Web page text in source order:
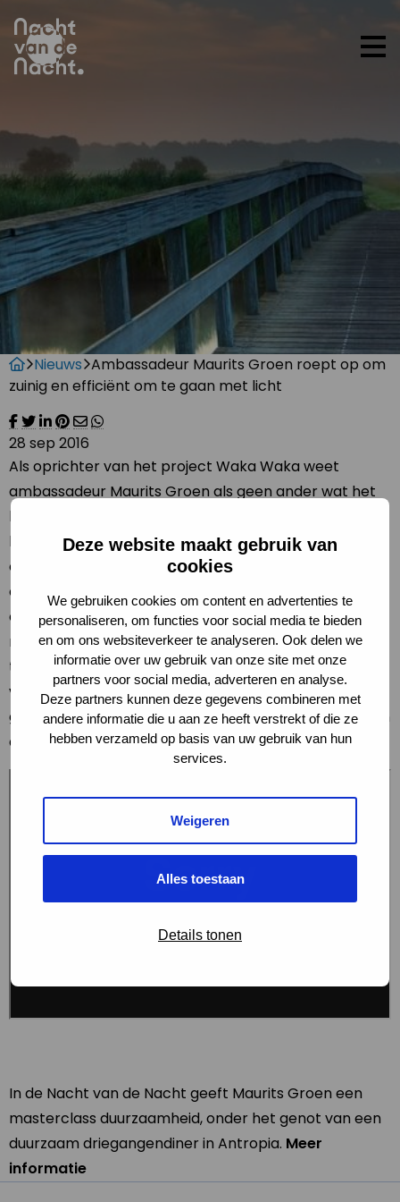
Deze website maakt gebruik van
cookies
We gebruiken cookies om content en advertenties te
personaliseren, om functies voor social media te bieden
en om ons websiteverkeer te analyseren. Ook delen we
informatie over uw gebruik van onze site met onze
partners voor social media, adverteren en analyse.
Deze partners kunnen deze gegevens combineren met
andere informatie die u aan ze heeft verstrekt of die ze
hebben verzameld op basis van uw gebruik van hun
services.
Weigeren
Alles toestaan
Details tonen
Nieuws Ambassadeur Maurits Groen roept op om
zuinig en efficiënt om te gaan met licht
28 sep 2016
Als oprichter van het project Waka Waka weet
ambassadeur Maurits Groen als geen ander wat het
belang van licht is. Licht is er voor veiligheid, om te
kunnen studeren, voor een sociaal leven en voor
economische ontwikkeling. De keerzijde van licht is
echter dat 20% van onze energie opgaat aan licht, en
er veel lichtvervuiling is. Dit kan veel zuiniger en
moderner door verlichting op zonne-energie, gericht
te verlichten en door overal (dimbare) LED-
verlichting te gebruiken. In dit filmpje roept Maurits
gemeenten en bedrijven op om reclameverlichting en
aanlichting van gebouwen ’s nachts te doven.
In de Nacht van de Nacht geeft Maurits Groen een
masterclass duurzaamheid, onder het genot van een
duurzaam driegangendiner in Antropia. Meer
informatie